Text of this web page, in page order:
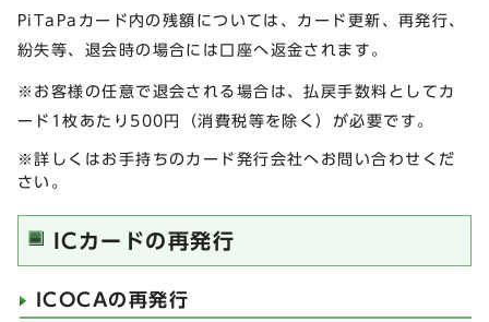
PiTaPaカード内の残額については、カード更新、再発行、
紛失等、退会時の場合には口座へ返金されます。
※お客様の任意で退会される場合は、払戻手数料としてカ
ード1枚あたり500円（消費税等を除く）が必要です。
※詳しくはお手持ちのカード発行会社へお問い合わせくだ
さい。
ICカードの再発行
ICOCAの再発行